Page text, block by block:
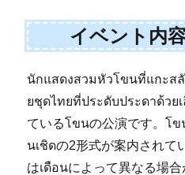
イベント内
นักแสดงสวมหัวโขนที่แกะสลั
ยชุดไทยที่ประดับประดาด้วย
ているโขนの公演です。โ
นเชิดの2形式が案内されて
はเดือนによって異なる場合